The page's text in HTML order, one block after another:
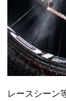
レースシーン